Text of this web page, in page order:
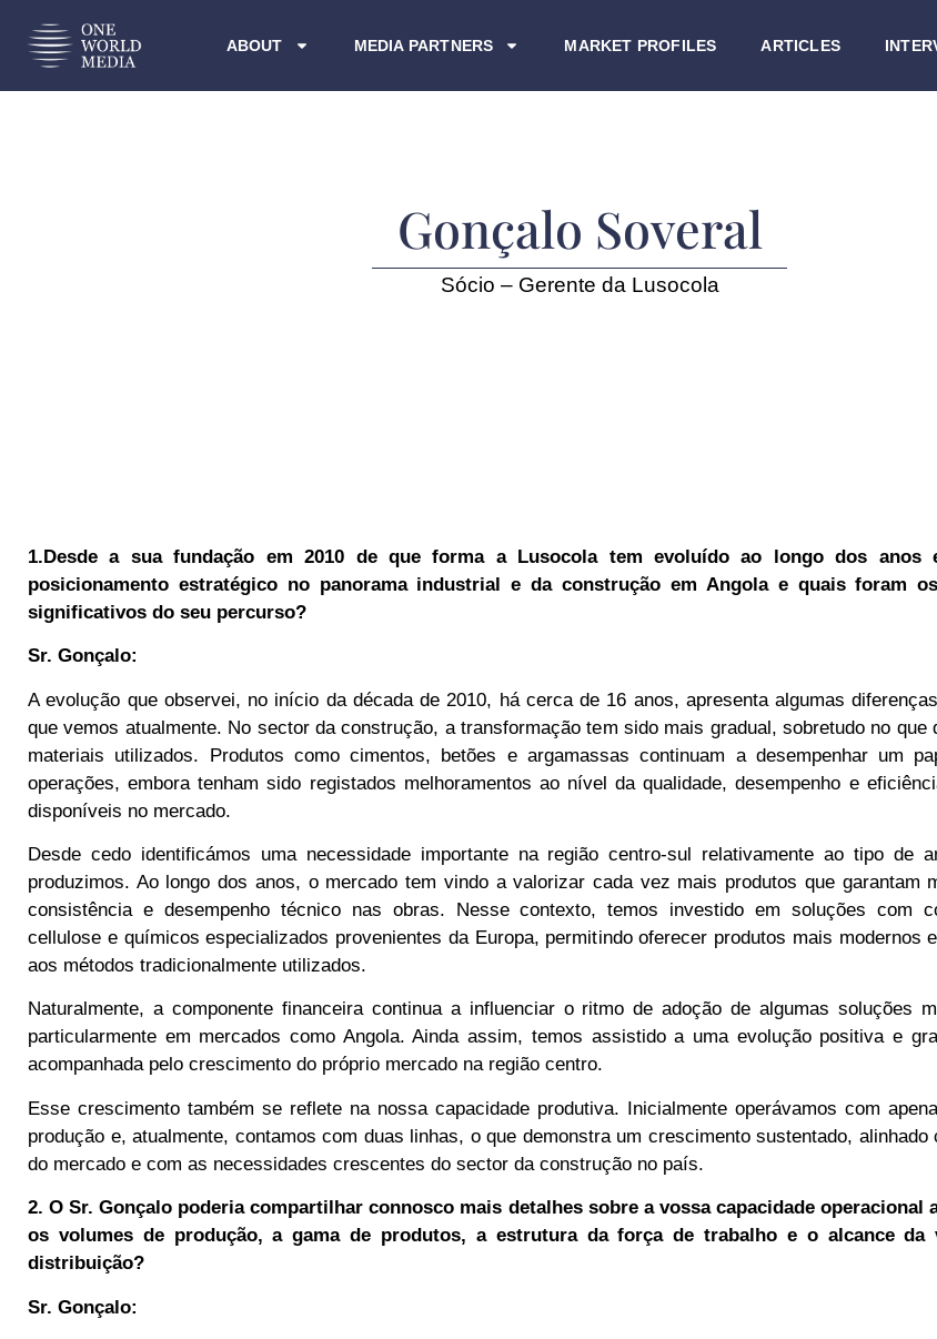
ABOUT MEDIA PARTNERS MARKET PROFILES ARTICLES
Gonçalo Soveral
Sócio – Gerente da Lusocola
1.Desde a sua fundação em 2010 de que forma a Lusocola tem evoluído ao longo dos anos
posicionamento estratégico no panorama industrial e da construção em Angola e quais foram
significativos do seu percurso?
Sr. Gonçalo:
A evolução que observei, no início da década de 2010, há cerca de 16 anos, apresenta algumas
que vemos atualmente. No sector da construção, a transformação tem sido mais gradual, sobretudo no que
materiais utilizados. Produtos como cimentos, betões e argamassas continuam a desempenhar um
operações, embora tenham sido registados melhoramentos ao nível da qualidade, desempenho e
disponíveis no mercado.
Desde cedo identificámos uma necessidade importante na região centro-sul relativamente ao tipo de
produzimos. Ao longo dos anos, o mercado tem vindo a valorizar cada vez mais produtos que garantam
consistência e desempenho técnico nas obras. Nesse contexto, temos investido em soluções com
cellulose e químicos especializados provenientes da Europa, permitindo oferecer produtos mais modernos
aos métodos tradicionalmente utilizados.
Naturalmente, a componente financeira continua a influenciar o ritmo de adoção de algumas soluções
particularmente em mercados como Angola. Ainda assim, temos assistido a uma evolução positiva e
acompanhada pelo crescimento do próprio mercado na região centro.
Esse crescimento também se reflete na nossa capacidade produtiva. Inicialmente operávamos com
produção e, atualmente, contamos com duas linhas, o que demonstra um crescimento sustentado, alinhado
do mercado e com as necessidades crescentes do sector da construção no país.
2. O Sr. Gonçalo poderia compartilhar connosco mais detalhes sobre a vossa capacidade operacional
os volumes de produção, a gama de produtos, a estrutura da força de trabalho e o alcance da
distribuição?
Sr. Gonçalo: